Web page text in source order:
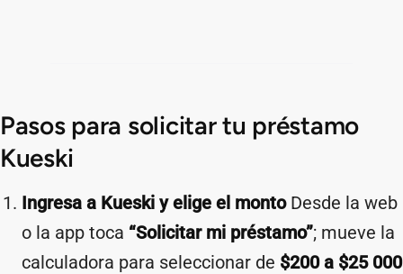
Pasos para solicitar tu préstamo
Kueski
Ingresa a Kueski y elige el montoDesde la web
o la app toca “Solicitar mi préstamo”; mueve la
calculadora para seleccionar de $200 a $25 000